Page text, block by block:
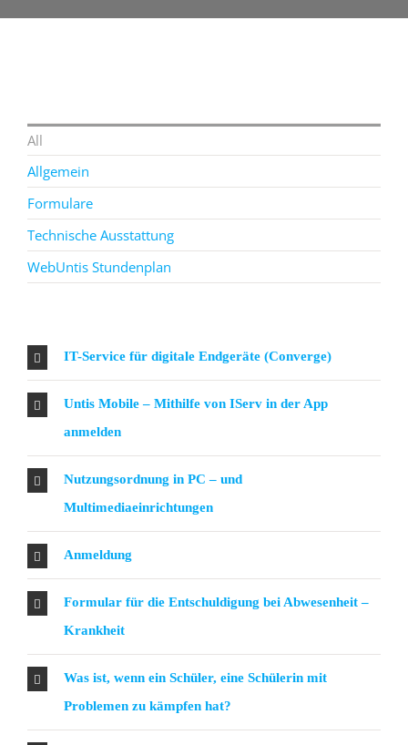
All
Allgemein
Formulare
Technische Ausstattung
WebUntis Stundenplan
IT-Service für digitale Endgeräte (Converge)
Untis Mobile – Mithilfe von IServ in der App
anmelden
Nutzungsordnung in PC – und
Multimediaeinrichtungen
Anmeldung
Formular für die Entschuldigung bei Abwesenheit –
Krankheit
Was ist, wenn ein Schüler, eine Schülerin mit
Problemen zu kämpfen hat?